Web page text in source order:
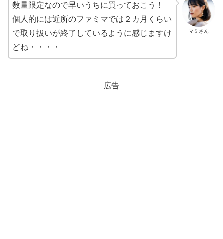
マミさん
数量限定なので早いうちに買っておこう！
個人的には近所のファミマでは２カ月くらい
で取り扱いが終了しているように感じますけ
どね・・・・
広告